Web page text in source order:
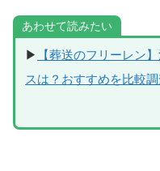
あわせて読みたい
▶
【葬送のフリーレン
スは？おすすめを比較調